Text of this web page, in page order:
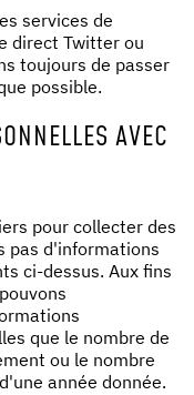
services de
direct Twitter ou
toujours de passer
possible.
AVEC
pour collecter des
pas d'informations
ci-dessus. Aux fins
que le nombre de
ou le nombre
année donnée.